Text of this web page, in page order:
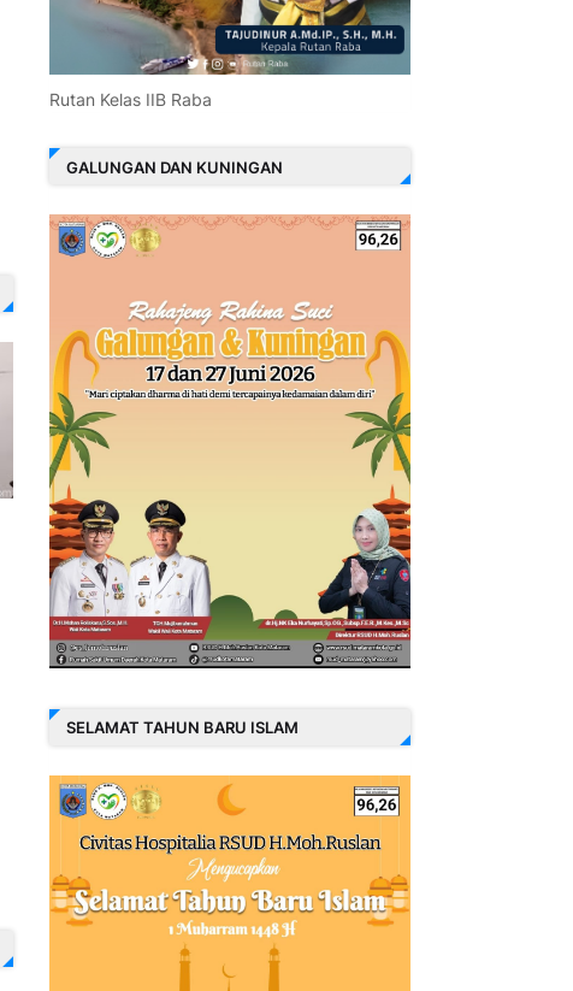
Rutan Kelas IIB Raba
GALUNGAN DAN KUNINGAN
SELAMAT TAHUN BARU ISLAM